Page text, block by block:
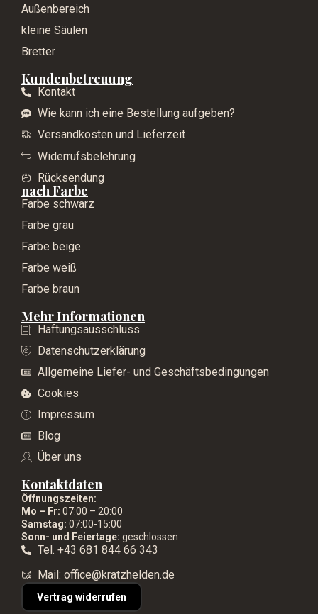
Außenbereich
kleine Säulen
Bretter
Kundenbetreuung
Kontakt
Wie kann ich eine Bestellung aufgeben?
Versandkosten und Lieferzeit
Widerrufsbelehrung
Rücksendung
nach Farbe
Farbe schwarz
Farbe grau
Farbe beige
Farbe weiß
Farbe braun
Mehr Informationen
Haftungsausschluss
Datenschutzerklärung
Allgemeine Liefer- und Geschäftsbedingungen
Cookies
Impressum
Blog
Über uns
Kontaktdaten
Öffnungszeiten:
Mo – Fr: 07:00 – 20:00
Samstag: 07:00-15:00
Sonn- und Feiertage: geschlossen
Tel. +43 681 844 66 343
Mail: office@kratzhelden.de
Vertrag widerrufen